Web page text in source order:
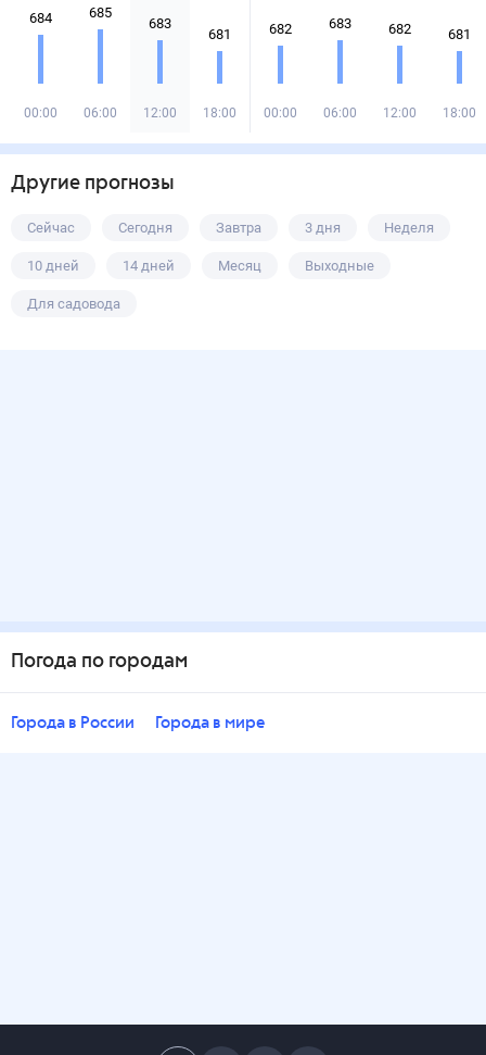
684
00:00
685
06:00
683
12:00
681
18:00
682
00:00
683
06:00
682
12:00
681
18:00
Другие прогнозы
Сейчас Сегодня Завтра 3 дня Неделя
10 дней 14 дней Месяц Выходные
Для садовода
Погода по городам
Города в России Города в мире